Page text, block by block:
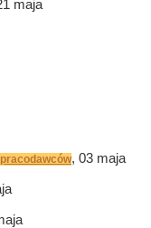
maja
, 03 maja